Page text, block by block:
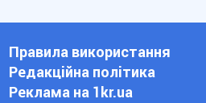
Правила використання
Редакційна політика
Реклама на 1kr.ua